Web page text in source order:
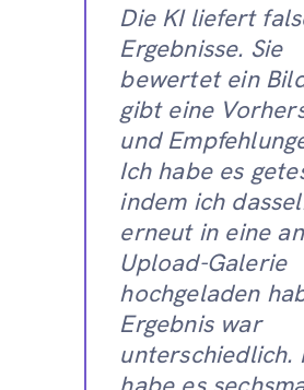
Die KI liefert
Ergebnisse. Sie
bewertet ein
gibt eine
und
Ich habe es
indem ich
erneut in eine
Upload-Galerie
hochgeladen
Ergebnis war
unterschiedlich.